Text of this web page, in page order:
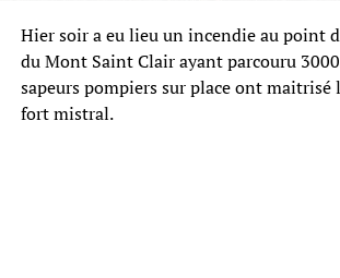
Hier soir a eu lieu un incendie au point
du Mont Saint Clair ayant parcouru
sapeurs pompiers sur place ont maitrisé
fort mistral.